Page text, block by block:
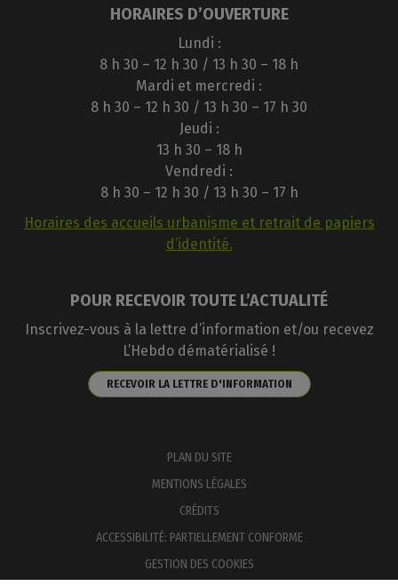
HORAIRES D’OUVERTURE
Lundi :
8 h 30 – 12 h 30 / 13 h 30 – 18 h
Mardi et mercredi :
8 h 30 – 12 h 30 / 13 h 30 – 17 h 30
Jeudi :
13 h 30 – 18 h
Vendredi :
8 h 30 – 12 h 30 / 13 h 30 – 17 h
Horaires des accueils urbanisme et retrait de papiers
d’identité.
POUR RECEVOIR TOUTE L’ACTUALITÉ
Inscrivez-vous à la lettre d’information et/ou recevez
L’Hebdo dématérialisé !
RECEVOIR LA LETTRE D'INFORMATION
PLAN DU SITE
MENTIONS LÉGALES
CRÉDITS
ACCESSIBILITÉ: PARTIELLEMENT CONFORME
GESTION DES COOKIES